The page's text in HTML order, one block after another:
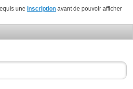
une inscription avant de pouvoir afficher